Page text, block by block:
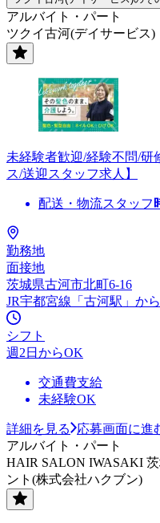
アルバイト・パート
ツクイ古河(デイサービス)
未経験者歓迎/経験不問/
ス/送迎スタッフ求人】
配送・物流スタッフ
勤務地
面接地
茨城県古河市北町6-16
JR宇都宮線「古河駅」か
シフト
週2日からOK
交通費支給
未経験OK
詳細を見る
応募画面に進
アルバイト・パート
HAIR SALON IWASAKI
ント(株式会社ハクブン)